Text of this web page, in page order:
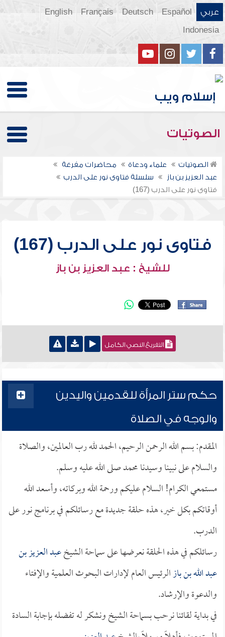
عربي Español
Deutsch
Français
English
Indonesia
الصوتيات
الصوتيات علماء ودعاة
محاضرات مفرغة
عبد العزيز بن باز
سلسلة فتاوى نور على الدرب
فتاوى نور على الدرب (167)
فتاوى نور على الدرب (167)
للشيخ : عبد العزيز بن باز
التفريغ النصي الكامل
حكم ستر المرأة للقدمين واليدين
والوجه في الصلاة
المقدم: بسم الله الرحمن الرحيم، الحمد لله رب العالمين، والصلاة
والسلام على نبينا وسيدنا محمد صلى الله عليه وسلم.
مستمعي الكرام! السلام عليكم ورحمة الله وبركاته، وأسعد الله
أوقاتكم بكل خير، هذه حلقة جديدة مع رسائلكم في برنامج نور على
الدرب.
رسائلكم في هذه الحلقة نعرضها على سماحة الشيخعبد العزيز بن
عبد الله بن بازالرئيس العام لإدارات البحوث العلمية والإفتاء
والدعوة والإرشاد.
في بداية لقائنا نرحب بسماحة الشيخ ونشكر له تفضله بإجابة السادة